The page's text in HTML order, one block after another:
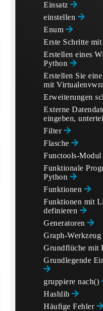
Einsatz
einstellen
Enum
Erste Schritte
Erstellen eines
Python
Erstellen Sie
mit
Erweiterungen
Externe
eingeben,
Filter
Flasche
Functools-Modul
Funktionale
Python
Funktionen
Funktionen mit
definieren
Generatoren
Graph-Werkzeug
Grundflüche mit
Grundlegende
gruppiere nach()
Hashlib
Häufige Fehler